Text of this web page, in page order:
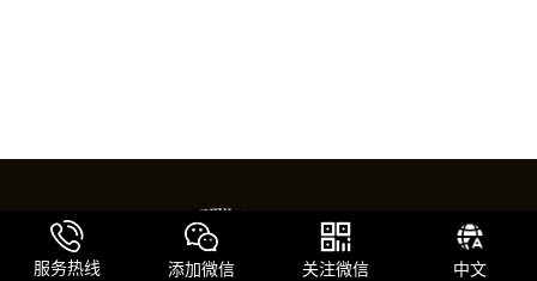
服务热线 添加微信 关注微信 中文